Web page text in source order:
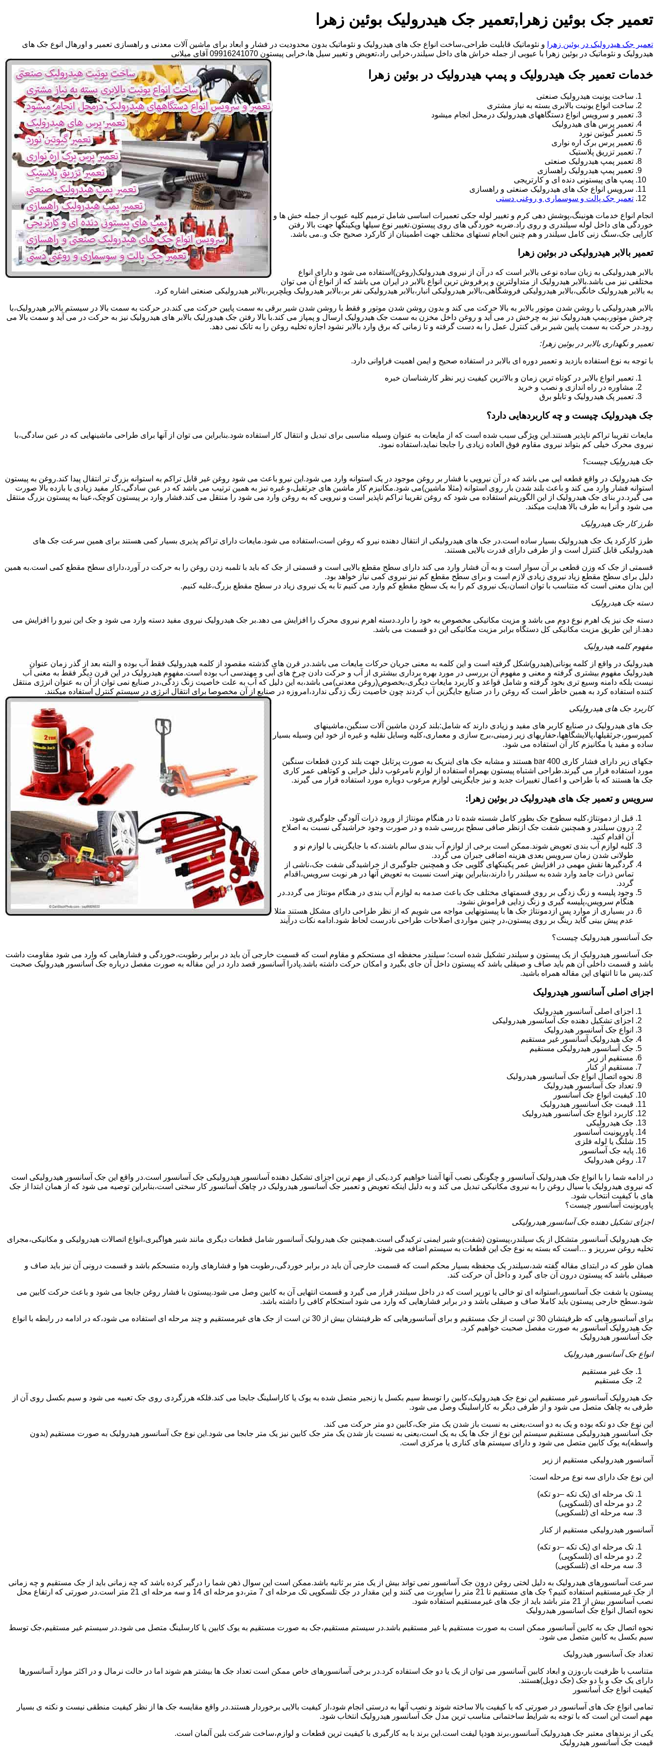
تعمیر جک بوئین زهرا,تعمیر جک هیدرولیک بوئین زهرا
تعمیر جک هیدرولیک در بوئین زهرا
و نئوماتیک قابلیت طراحی،ساخت انواع جک های هیدرولیک و نئوماتیک بدون محدودیت در فشار و ابعاد برای ماشین آلات معدنی و راهسازی تعمیر و اورهال انوع جک های
هیدرولیک و نئوماتیک در بوئین زهرا با عیوبی از جمله خراش های داخل سیلندر،خرابی راد،تعویض و تغییر سیل ها،خرابی پیستون 09916241070 آقای میلانی
خدمات تعمیر جک هیدرولیک و پمپ هیدرولیک در بوئین زهرا
ساخت یونیت هیدرولیک صنعتی
ساخت انواع یونیت بالابری بسته به نیاز مشتری
تعمیر و سرویس انواع دستگاههای هیدرولیک درمحل انجام میشود
تعمیر پرس های هیدرولیک
تعمیر گیوتین نورد
تعمیر پرس برک اره نواری
تعمیر تزریق پلاستیک
تعمیر پمپ هیدرولیک صنعتی
تعمیر پمپ هیدرولیک راهسازی
پمپ های پیستونی دنده ای و کارتریجی
سرویس انواع جک های هیدرولیک صنعتی و راهسازی
تعمیر جک پالت و سوسماری و روغنی دستی
انجام انواع خدمات هونینگ،پوشش دهی کرم و تغییر لوله جکی تعمیرات اساسی شامل ترمیم کلیه عیوب از جمله خش ها و
خوردگی های داخل لوله سیلندری و روی راد.ضربه خوردگی های روی پیستون.تغییر نوع سیلها وپکینگها جهت بالا رفتن
کارایی جک،سنگ زنی کامل سیلندر و هم چنین انجام تستهای مختلف جهت اطمینان از کارکرد صحیح جک و..می باشد.
تعمیر بالابر هیدرولیکی در بوئین زهرا
بالابر هیدرولیکی به زبان ساده نوعی بالابر است که در آن از نیروی هیدرولیک(روغن)استفاده می شود و دارای انواع
مختلفی نیز می باشد.بالابر هیدرولیک از متداولترین و پرفروش ترین انواع بالابر در ایران می باشد که از انواع آن می توان
به بالابر هیدرولیک خانگی،بالابر هیدرولیکی فروشگاهی،بالابر هیدرولیکی انبار،بالابر هیدرولیکی نفر بر،بالابر هیدرولیک ویلچربر،بالابر هیدرولیکی صنعتی اشاره کرد.
بالابر هیدرولیکی با روشن شدن موتور بالابر به بالا حرکت می کند و بدون روشن شدن موتور و فقط با روشن شدن شیر برقی به سمت پایین حرکت می کند.در حرکت به سمت بالا در سیستم بالابر هیدرولیک،با
چرخش موتور،پمپ هیدرولیک نیز به چرخش در می آید و روغن داخل مخزن به سمت جک هیدرولیک ارسال و پمپاز می کند.با بالا رفتن جک هیدورلیک بالابر های هیدرولیک نیز به حرکت در می آید و سمت بالا می
رود.در حرکت به سمت پایین شیر برقی کنترل عمل را به دست گرفته و تا زمانی که برق وارد بالابر نشود اجازه تخلیه روغن را به تانک نمی دهد.
تعمیر و نگهداری بالابر در بوئین زهرا:
با توجه به نوع استفاده بازدید و تعمیر دوره ای بالابر در استفاده صحیح و ایمن اهمیت فراوانی دارد.
تعمیر انواع بالابر در کوتاه ترین زمان و بالاترین کیفیت زیر نظر کارشناسان خبره
مشاوره در راه اندازی و نصب و خرید
تعمیر پک هیدرولیک و تابلو برق
جک هیدرولیک چیست و چه کاربردهایی دارد؟
مایعات تقریبا تراکم ناپذیر هستند.این ویژگی سبب شده است که از مایعات به عنوان وسیله مناسبی برای تبدیل و انتقال کار استفاده شود.بنابراین می توان از آنها برای طراحی ماشینهایی که در عین سادگی،با
نیروی محرک خیلی کم بتواند نیروی مقاوم فوق العاده زیادی را جابجا نماید،استفاده نمود.
جک هیدرولیک چیست؟
جک هیدرولیک در واقع قطعه ایی می باشد که در آن نیرویی با فشار بر روغن موجود در یک استوانه وارد می شود.این نیرو باعث می شود روغن غیر قابل تراکم به استوانه بزرگ تر انتقال پیدا کند.روغن به پیستون
استوانه فشار وارد می کند و باعث بلند شدن بار روی استوانه (مثلا ماشین)می شود.مکانیزم کار ماشین های جرثقیل،و غیره نیز به همین ترتیب می باشد که در عین سادگی،کار مفید زیادی با بازده بالا صورت
می گیرد.در بنای جک هیدرولیک از این الگوریتم استفاده می شود که روغن تقریبا تراکم ناپذیر است و نیرویی که به روغن وارد می شود را منتقل می کند.فشار وارد بر پیستون کوچک،عینا به پیستون بزرگ منتقل
می شود و آنرا به طرف بالا هدایت میکند.
طرز کار جک هیدرولیک
طرز کارکرد یک جک هیدرولیک بسیار ساده است.در جک های هیدرولیکی از انتقال دهنده نیرو که روغن است،استفاده می شود.مایعات دارای تراکم پذیری بسیار کمی هستند برای همین سرعت جک های
هیدرولیکی قابل کنترل است و از طرفی دارای قدرت بالایی هستند.
قسمتی از جک که وزن قطعی بر آن سوار است و به آن فشار وارد می کند دارای سطح مقطع بالایی است و قسمتی از جک که باید با تلمبه زدن روغن را به حرکت در آورد،دارای سطح مقطع کمی است.به همین
دلیل برای سطح مقطع زیاد نیروی زیادی لازم است و برای سطح مقطع کم نیز نیروی کمی نیاز خواهد بود.
این بدان معنی است که متناسب با توان انسان،یک نیروی کم را به یک سطح مقطع کم وارد می کنیم تا به یک نیروی زیاد در سطح مقطع بزرگ،غلبه کنیم.
دسته جک هیدرولیک
دسته جک نیز یک اهرم نوع دوم می باشد و مزیت مکانیکی مخصوص به خود را دارد.دسته اهرم نیروی محرک را افزایش می دهد.بر جک هیدرولیک نیروی مفید دسته وارد می شود و جک این نیرو را افزایش می
دهد.از این طریق مزیت مکانیکی کل دستگاه برابر مزیت مکانیکی این دو قسمت می باشد.
مفهوم کلمه هیدرولیک
هیدرولیک در واقع از کلمه یونانی(هیدرو)شکل گرفته است و این کلمه به معنی جریان حرکات مایعات می باشد.در قرن های گذشته مقصود از کلمه هیدرولیک فقط آب بوده و البته بعد از گذر زمان عنوان
هیدرولیک مفهوم بیشتری گرفته و معنی و مفهوم آن بررسی در مورد بهره برداری بیشتری از آب و حرکت دادن چرخ های آبی و مهندسی آب بوده است.مفهوم هیدرولیک در این قرن دیگر فقط به معنی آب
نیست بلکه دامنه وسیع تری بخود گرفته و شامل قواعد و کاربرد مایعات دیگری،بخصوص(روغن معدنی)می باشد،به این دلیل که آب به علت خاصیت زنگ زدگی،در صنایع نمی توان از آن به عنوان انرژی منتقل
کننده استفاده کرد به همین خاطر است که روغن را در صنایع جایگزین آب کردند چون خاصیت زنگ زدگی ندارد،امروزه در صنایع از آن مخصوصا برای انتقال انرژی در سیستم کنترل استفاده میکنند.
کاربرد جک های هیدرولیکی
جک های هیدرولیک در صنایع کاربر های مفید و زیادی دارند که شامل:بلند کردن ماشین آلات سنگین،ماشینهای
کمپرسور،جرثقیلها،پالایشگاهها،حفاریهای زیر زمینی،برج سازی و معماری،کلیه وسایل نقلیه و غیره از خود این وسیله بسیار
ساده و مفید یا مکانیزم کار آن استفاده می شود.
جکهای زیر دارای فشار کاری 400 bar هستند و مشابه جک های اینرپک به صورت پرتابل جهت بلند کردن قطعات سنگین
مورد استفاده قرار می گیرند.طراحی اشتباه پیستون بهمراه استفاده از لوازم نامرغوب دلیل خرابی و کوتاهی عمر کاری
جک ها هستند که با طراحی و اعمال تغییرات جدید و نیز جایگزینی لوازم مرغوب دوباره مورد استفاده قرار می گیرند.
سرویس و تعمیر جک های هیدرولیک در بوئین زهرا :
قبل از دمونتاژ،کلیه سطوح جک بطور کامل شسته شده تا در هنگام مونتاژ از ورود ذرات آلودگی جلوگیری شود.
درون سیلندر و همچنین شفت جک ازنظر صافی سطح بررسی شده و در صورت وجود خراشیدگی نسبت به اصلاح
آن اقدام کنید.
کلیه لوازم آب بندی تعویض شوند.ممکن است برخی از لوازم آب بندی سالم باشند،که با جایگزینی با لوازم نو و
طولانی شدن زمان سرویس بعدی هزینه اضافی جبران می گردد.
گردگیرها نقش مهمی در افزایش عمر پکینکهای گلویی جک و همچنین جلوگیری از خراشیدگی شفت جک،ناشی از
تماس ذرات جامد وارد شده به سیلندر را دارند،بنابراین بهتر است نسبت به تعویض آنها در هر نوبت سرویس،اقدام
گردد.
وجود پلیسه و زنگ زدگی بر روی قسمتهای مختلف جک باعث صدمه به لوازم آب بندی در هنگام مونتاژ می گردد.در
هنگام سرویس،پلیسه گیری و زنگ زدایی فراموش نشود.
در بسیاری از موارد پس ازدمونتاژ جک ها با پیستونهایی مواجه می شویم که از نظر طراحی دارای مشکل هستند مثلا
عدم پیش بینی گاید رینگ بر روی پیستون،در چنین مواردی اصلاحات طراحی نادرست لحاظ شود.ادامه نکات درآیند
جک آسانسور هیدرولیک چیست؟
جک آسانسور هیدرولیک از یک پیستون و سیلندر تشکیل شده است؛ سیلندر محفظه ای مستحکم و مقاوم است که قسمت خارجی آن باید در برابر رطوبت،خوردگی و فشارهایی که وارد می شود مقاومت داشت
باشد و قسمت داخلی آن هم باید صاف و صیقلی باشد که پیستون داخل آن جای بگیرد و امکان حرکت داشته باشد.پادرا آسانسور قصد دارد در این مقاله به صورت مفصل درباره جک آسانسور هیدرولیک صحبت
کند،پس ما تا انتهای این مقاله همراه باشید.
اجزای اصلی آسانسور هیدرولیک
اجزای اصلی آسانسور هیدرولیک
اجزای تشکیل دهنده جک آسانسور هیدرولیکی
انواع جک آسانسور هیدرولیک
جک هیدرولیک آسانسور غیر مستقیم
جک آسانسور هیدرولیکی مستقیم
مستقیم از زیر
مستقیم از کنار
نحوه اتصال انواع جک آسانسور هیدرولیک
تعداد جک آسانسور هیدرولیک
کیفیت انواع جک آسانسور
قیمت جک آسانسور هیدرولیک
کاربرد انواع جک آسانسور هیدرولیک
جک هیدرولیکی
پاوریونیت آسانسور
شلنگ یا لوله فلزی
پایه جک آسانسور
روغن هیدرولیک
در ادامه شما را با انواع جک هیدرولیک آسانسور و چگونگی نصب آنها آشنا خواهیم کرد.یکی از مهم ترین اجزای تشکیل دهنده آسانسور هیدرولیکی جک آسانسور است.در واقع این جک آسانسور هیدرولیکی است
که نیروی هیدرولیک یا سیال روغن را به نیروی مکانیکی تبدیل می کند و به دلیل اینکه تعویض و تعمیر جک آسانسور هیدرولیک در چاهک آسانسور کار سختی است،بنابراین توصیه می شود که از همان ابتدا از جک
های با کیفیت انتخاب شود.
پاوریونیت آسانسور چیست؟
اجزای تشکیل دهنده جک آسانسور هیدرولیکی
جک هیدرولیک آسانسور متشکل از یک سیلندر،پیستون (شفت)و شیر ایمنی ترکیدگی است.همچنین جک هیدرولیک آسانسور شامل قطعات دیگری مانند شیر هواگیری،انواع اتصالات هیدرولیکی و مکانیکی،مجرای
تخلیه روغن سرریز و …است که بسته به نوع جک این قطعات به سیستم اضافه می شوند.
همان طور که در ابتدای مقاله گفته شد،سیلندر یک محفظه بسیار محکم است که قسمت خارجی آن باید در برابر خوردگی،رطوبت هوا و فشارهای وارده متسحکم باشد و قسمت درونی آن نیز باید صاف و
صیقلی باشد که پیستون درون آن جای گیرد و داخل آن حرکت کند.
پیستون یا شفت جک آسانسور،استوانه ای تو خالی یا تورپر است که در داخل سیلندر قرار می گیرد و قسمت انتهایی آن به کابین وصل می شود.پیستون با فشار روغن جابجا می شود و باعث حرکت کابین می
شود.سطح خارجی پیستون باید کاملا صاف و صیقلی باشد و در برابر فشارهایی که وارد می شود استحکام کافی را داشته باشد.
برای آسانسورهایی که ظرفیتشان 30 تن است از جک مستقیم و برای آسانسورهایی که ظرفیتشان بیش از 30 تن است از جک های غیرمستقیم و چند مرحله ای استفاده می شود،که در ادامه در رابطه با انواع
جک هیدرولیک آسانسور به صورت مفصل صحبت خواهیم کرد.
جک آسانسور هیدرولیک
انواع جک آسانسور هیدرولیک
جک غیر مستقیم
جک مستقیم
جک هیدرولیک آسانسور غیر مستقیم این نوع جک هیدرولیک،کابین را توسط سیم بکسل یا زنجیر متصل شده به یوک یا کاراسلینگ جابجا می کند.فلکه هرزگردی روی جک تعبیه می شود و سیم بکسل روی آن از
طرفی به چاهک متصل می شود و از طرفی دیگر به کاراسلینگ وصل می شود.
این نوع جک دو تکه بوده و یک به دو است،یعنی به نسبت باز شدن یک متر جک،کابین دو متر حرکت می کند.
جک آسانسور هیدرولیکی مستقیم سیستم این نوع از جک ها یک به یک است،یعنی به نسبت باز شدن یک متر جک کابین نیز یک متر جابجا می شود.این نوع جک آسانسور هیدرولیک به صورت مستقیم (بدون
واسطه)به یوک کابین متصل می شود و دارای سیستم های کناری یا مرکزی است.
آسانسور هیدرولیکی مستقیم از زیر
این نوع جک دارای سه نوع مرحله است:
تک مرحله ای (یک تکه –دو تکه)
دو مرحله ای (تلسکوپی)
سه مرحله ای (تلسکوپی)
آسانسور هیدرولیکی مستقیم از کنار
تک مرحله ای (یک تکه –دو تکه)
دو مرحله ای (تلسکوپی)
سه مرحله ای (تلسکوپی)
سرعت آسانسورهای هیدرولیک به دلیل لختی روغن درون جک آسانسور نمی تواند بیش از یک متر بر ثانیه باشد.ممکن است این سوال ذهن شما را درگیر کرده باشد که چه زمانی باید از جک مستقیم و چه زمانی
از جک غیرمستقیم استفاده کنیم؟ جک های مستقیم تا 21 متر را ساپورت می کنند و این مقدار در جک تلسکوپی تک مرحله ای 7 متر،دو مرحله ای 14 و سه مرحله ای 21 متر است.در صورتی که ارتفاع محل
نصب آسانسور بیش از 21 متر باشد باید از جک های غیرمستقیم استفاده شود.
نحوه اتصال انواع جک آسانسور هیدرولیک
نحوه اتصال جک به کابین آسانسور ممکن است به صورت مستقیم یا غیر مستقیم باشد.در سیستم مستقیم،جک به صورت مستقیم به یوک کابین یا کارسلینگ متصل می شود.در سیستم غیر مستقیم،جک توسط
سیم بکسل به کابین متصل می شود.
تعداد جک آسانسور هیدرولیک
متناسب با ظرفیت بار،وزن و ابعاد کابین آسانسور می توان از یک یا دو جک استفاده کرد.در برخی آسانسورهای خاص ممکن است تعداد جک ها بیشتر هم شوند اما در حالت نرمال و در اکثر موارد آسانسورها
دارای یک جک و یا دو جک (جک دوبل)هستند.
کیفیت انواع جک آسانسور
تمامی انواع جک های آسانسور در صورتی که با کیفیت بالا ساخته شوند و نصب آنها به درستی انجام شود،از کیفیت بالایی برخوردار هستند.در واقع مقایسه جک ها از نظر کیفیت منطقی نیست و نکته ی بسیار
مهم است این است که با توجه به شرایط ساختمانی مناسب ترین مدل جک آسانسور هیدرولیک انتخاب شود.
یکی از برندهای معتبر جک هیدرولیک آسانسور،برند هودپا لیفت است.این برند با به کارگیری با کیفیت ترین قطعات و لوازم،ساخت شرکت بلین آلمان است.
قیمت جک آسانسور هیدرولیک